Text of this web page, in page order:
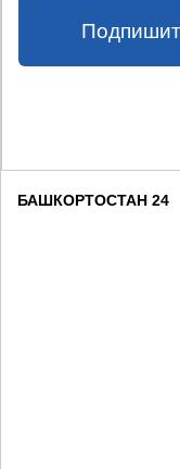
БАШКОРТОСТАН 24